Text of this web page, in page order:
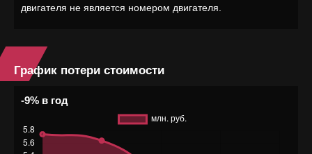
двигателя не является номером двигателя.
График потери стоимости
-9% в год